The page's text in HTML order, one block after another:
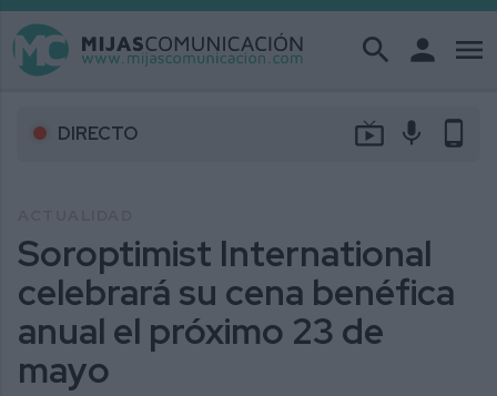
search person menu
DIRECTO live_tv mic phone_android
Soroptimist International
celebrará su cena benéfica
anual el próximo 23 de
mayo